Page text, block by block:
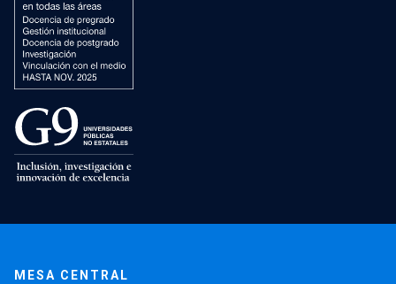
MESA CENTRAL